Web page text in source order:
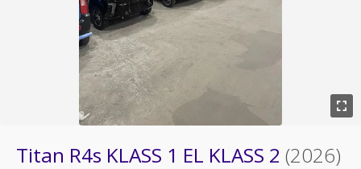
Titan R4s KLASS 1 EL KLASS 2 (2026)